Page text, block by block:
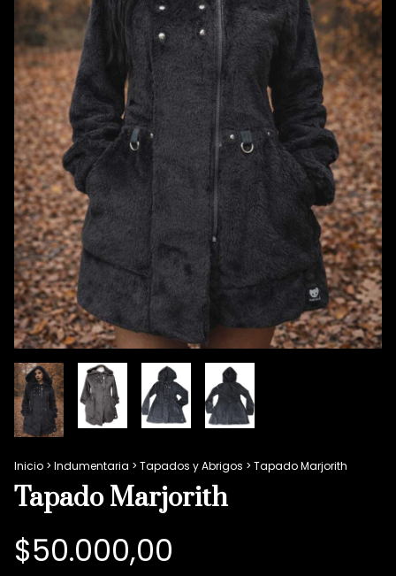
Inicio > Indumentaria > Tapados y Abrigos > Tapado Marjorith
Tapado Marjorith
$50.000,00